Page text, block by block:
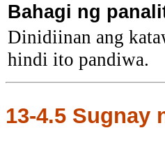
Bahagi ng
Dinidiinan ang
hindi ito pandiwa.
13-4.5 Sugnay